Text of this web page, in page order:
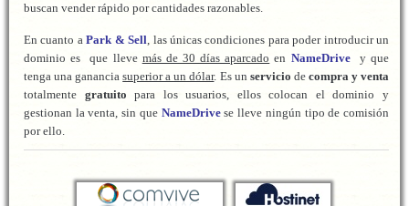
buscan vender rápido por cantidades razonables.
En cuanto aPark & Sell, las únicas condiciones para poder introducir un
dominio es que lleve más de 30 días aparcado en NameDrive
y que
tenga una gananciasuperior a un dólar. Es un servicio de compra y venta
totalmente gratuito para los usuarios, ellos colocan el dominio y
gestionan la venta, sin que NameDrivese lleve ningún tipo de comisión
por ello.